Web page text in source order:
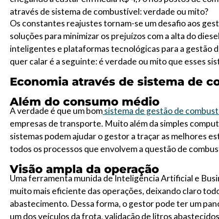
através de sistema de combustível: verdade ou mito?
Os constantes reajustes tornam-se um desafio aos
soluções para minimizar os prejuízos com a alta do
inteligentes e plataformas tecnológicas para a gestão
quer calar é a seguinte: é verdade ou mito que esses
Economia através de sistema de
Além do consumo médio
A verdade é que um bomsistema de gestão de
empresas de transporte. Muito além da simples
sistemas podem ajudar o gestor a traçar as melhores
todos os processos que envolvem a questão de
Visão ampla da operação
Uma ferramenta munida de Inteligência Artificial e
muito mais eficiente das operações, deixando claro
abastecimento. Dessa forma, o gestor pode ter um
um dos veículos da frota, validação de litros